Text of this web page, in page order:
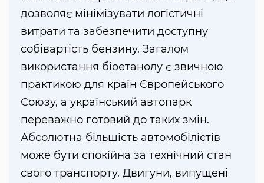
дозволяє мінімізувати логістичні
витрати та забезпечити доступну
собівартість бензину. Загалом
використання біоетанолу є звичною
практикою для країн Європейського
Союзу, а український автопарк
переважно готовий до таких змін.
Абсолютна більшість автомобілістів
може бути спокійна за технічний стан
свого транспорту. Двигуни, випущені